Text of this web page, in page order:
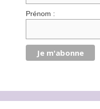
Prénom :